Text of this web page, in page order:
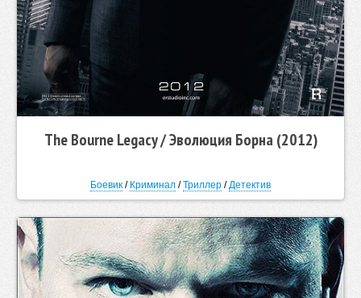
The Bourne Legacy / Эволюция Борна (2012)
Боевик / Криминал /Триллер /Детектив